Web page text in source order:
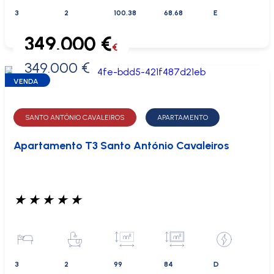
3 2 100.38 68.68 E
0 €
349.000 €€
349.000 €
VENDA
SANTO ANTÓNIO CAVALEIROS APARTAMENTO
Apartamento T3 Santo António Cavaleiros
★ ★ ★ ★ ★
3 2 99 84 D